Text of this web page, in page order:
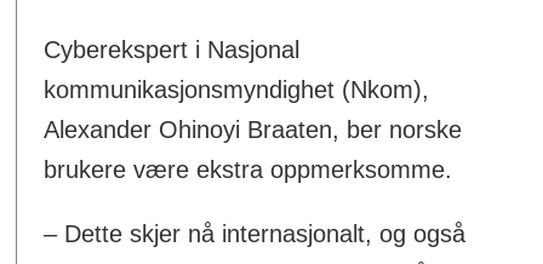
Cyberekspert i Nasjonal
kommunikasjonsmyndighet (Nkom),
Alexander Ohinoyi Braaten, ber norske
brukere være ekstra oppmerksomme.
– Dette skjer nå internasjonalt, og også